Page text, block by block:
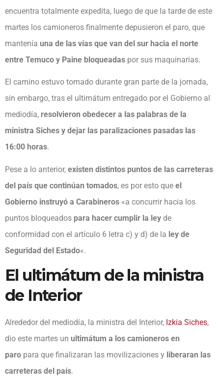
encuentra totalmente expedita, luego de que la tarde de este
martes los camioneros finalmente depusieron el paro, que
mantenía una de las vías que van del sur hacia el norte
entre Temuco y Paine bloqueadas por sus maquinarias.
El camino estuvo tomado durante gran parte de la jornada,
sin embargo, tras el ultimátum entregado por el Gobierno al
mediodía, resolvieron obedecer a las palabras de la
ministra Siches y dejar las paralizaciones pasadas las
16:00 horas.
Pese a lo anterior, existen distintos puntos de las carreteras
del país que continúan tomados, es por esto que el
Gobierno instruyó a Carabineros «a concurrir hacia los
puntos bloqueados para hacer cumplir la ley de
conformidad con el artículo 6 letra c) y d) de la ley de
Seguridad del Estado«.
El ultimátum de la ministra
de Interior
Alrededor del mediodía, la ministra del Interior, Izkia Siches,
dio este martes un ultimátum a los camioneros en
paro para que finalizaran las movilizaciones y liberaran las
carreteras del país.